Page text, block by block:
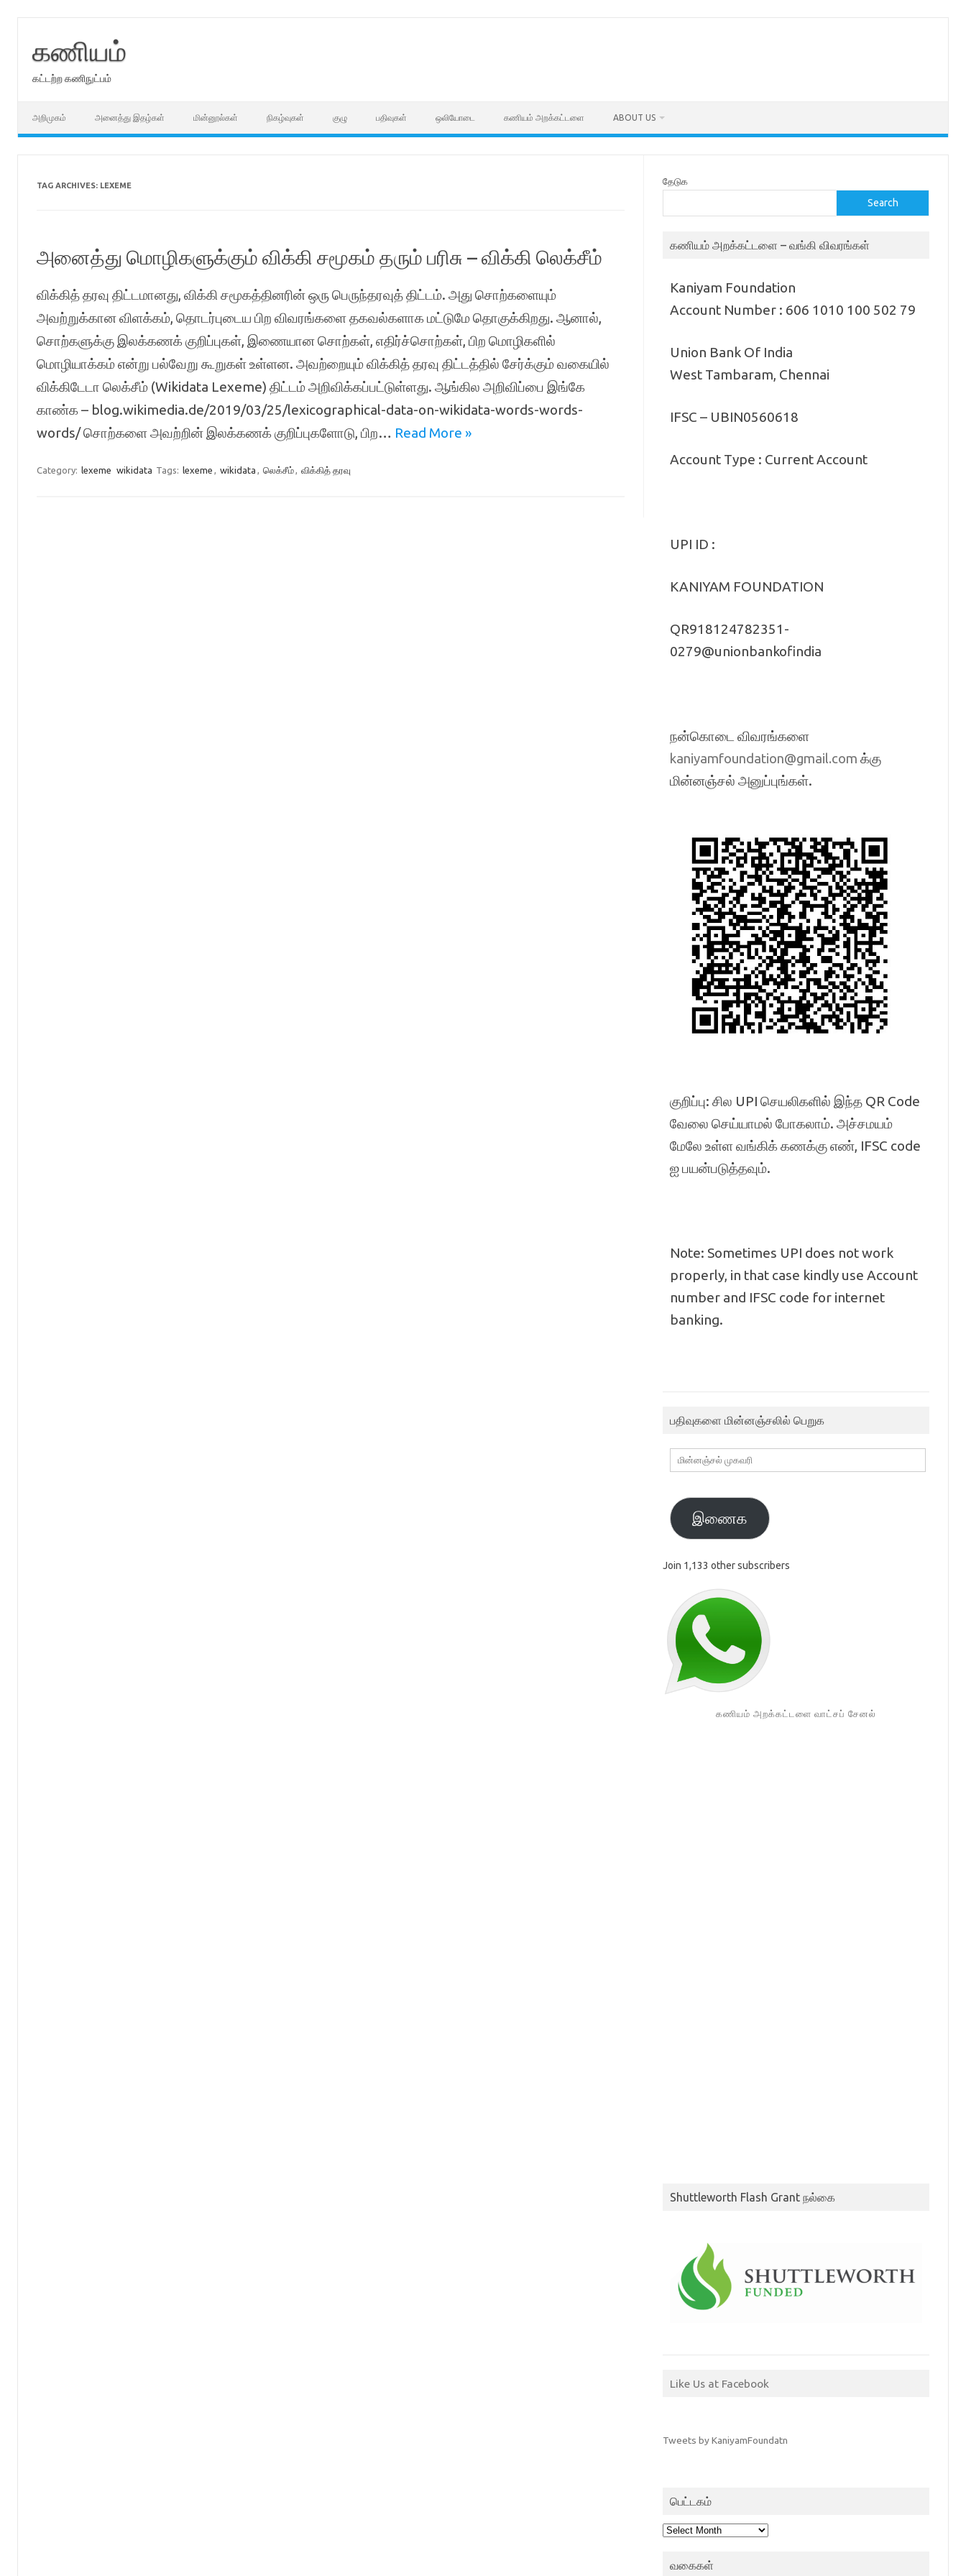
கணியம்
கட்டற்ற கணிநுட்பம்
அறிமுகம் அனைத்து இதழ்கள் மின்னூல்கள் நிகழ்வுகள் குழு பதிவுகள் ஒலியோடை கணியம் அறக்கட்டளை ABOUT US
TAG ARCHIVES: LEXEME
அனைத்து மொழிகளுக்கும் விக்கி சமூகம் தரும் பரிசு – விக்கி லெக்சீம்
விக்கித் தரவு திட்டமானது, விக்கி சமூகத்தினரின் ஒரு பெருந்தரவுத் திட்டம். அது சொற்களையும்
அவற்றுக்கான விளக்கம், தொடர்புடைய பிற விவரங்களை தகவல்களாக மட்டுமே தொகுக்கிறது. ஆனால்,
சொற்களுக்கு இலக்கணக் குறிப்புகள், இணையான சொற்கள், எதிர்ச்சொற்கள், பிற மொழிகளில்
மொழியாக்கம் என்று பல்வேறு கூறுகள் உள்ளன. அவற்றையும் விக்கித் தரவு திட்டத்தில் சேர்க்கும் வகையில்
விக்கிடேடா லெக்சீம் (Wikidata Lexeme) திட்டம் அறிவிக்கப்பட்டுள்ளது. ஆங்கில அறிவிப்பை இங்கே
காண்க – blog.wikimedia.de/2019/03/25/lexicographical-data-on-wikidata-words-words-
words/ சொற்களை அவற்றின் இலக்கணக் குறிப்புகளோடு, பிற… Read More »
Category: lexeme wikidata Tags: lexeme , wikidata , லெக்சீம், விக்கித் தரவு
தேடுக
Search
கணியம் அறக்கட்டளை – வங்கி விவரங்கள்
Kaniyam Foundation
Account Number : 606 1010 100 502 79
Union Bank Of India
West Tambaram, Chennai
IFSC – UBIN0560618
Account Type : Current Account
UPI ID :
KANIYAM FOUNDATION
QR918124782351-
0279@unionbankofindia
நன்கொடை விவரங்களை
kaniyamfoundation@gmail.com க்கு
மின்னஞ்சல் அனுப்புங்கள்.
குறிப்பு: சில UPI செயலிகளில் இந்த QR Code
வேலை செய்யாமல் போகலாம். அச்சமயம்
மேலே உள்ள வங்கிக் கணக்கு எண், IFSC code
ஐ பயன்படுத்தவும்.
Note: Sometimes UPI does not work
properly, in that case kindly use Account
number and IFSC code for internet
banking.
பதிவுகளை மின்னஞ்சலில் பெறுக
மின்னஞ்சல்
முகவரி
இணைக
Join 1,133 other subscribers
கணியம் அறக்கட்டளை வாட்சப் சேனல்
Shuttleworth Flash Grant நல்கை
Like Us at Facebook
Tweets by KaniyamFoundatn
பெட்டகம்
பெட்டகம்
வகைகள்